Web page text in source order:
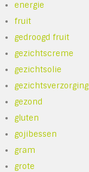
energie
fruit
gedroogd fruit
gezichtscreme
gezichtsolie
gezichtsverzorging
gezond
gluten
gojibessen
gram
grote